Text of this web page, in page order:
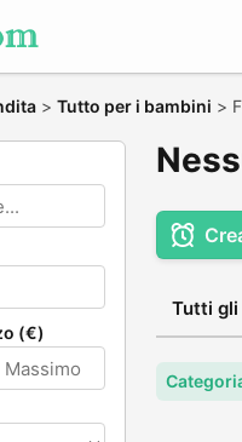
> Tutto per i bambini >
(€)
Tutti gli